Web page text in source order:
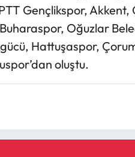
Gençlikspor, Akkent,
Oğuzlar
Hattuşaspor,
oluştu.